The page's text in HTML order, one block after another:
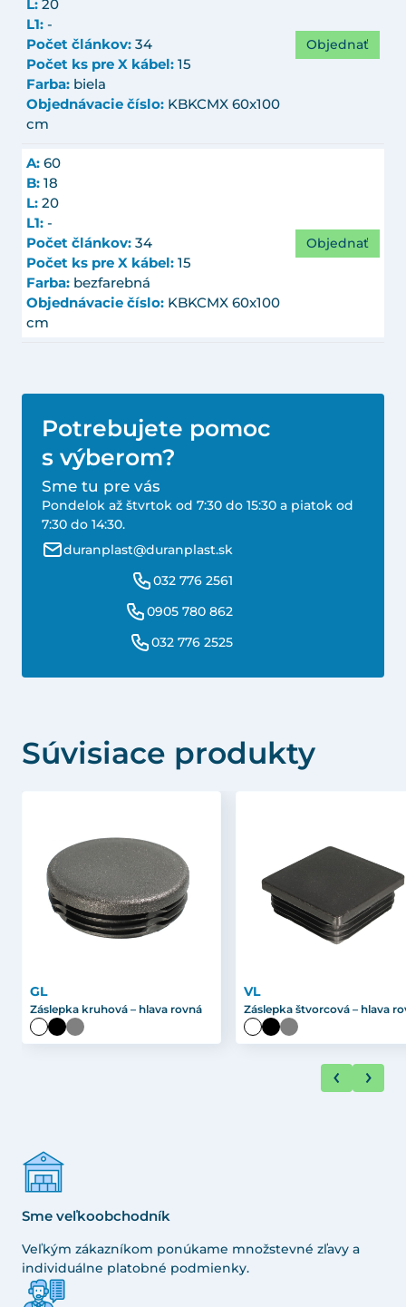
L: 20
L1: -
Počet článkov: 34
Počet ks pre X kábel: 15
Farba: biela
Objednávacie číslo: KBKCMX 60x100
cm
Objednať
A: 60
B: 18
L: 20
L1: -
Počet článkov: 34
Počet ks pre X kábel: 15
Farba: bezfarebná
Objednávacie číslo: KBKCMX 60x100
cm
Objednať
Potrebujete pomoc
s výberom?
Sme tu pre vás
Pondelok až štvrtok od 7:30 do 15:30 a piatok od
7:30 do 14:30.
duranplast@duranplast.sk
032 776 2561
0905 780 862
032 776 2525
Súvisiace produkty
GL
Záslepka kruhová – hlava rovná
VL
Záslepka štvorcová – hlava
Sme veľkoobchodník
Veľkým zákazníkom ponúkame množstevné zľavy a
individuálne platobné podmienky.